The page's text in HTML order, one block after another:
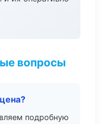
вопросы
подробную